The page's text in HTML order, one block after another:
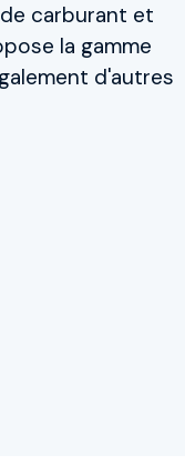
carburant et
la gamme
d'autres